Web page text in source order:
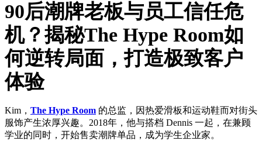
90后潮牌老板与员工信任危
机？揭秘The Hype Room如
何逆转局面，打造极致客户
体验
Kim， The Hype Room 的总监，因热爱滑板和运动鞋而对街头
服饰产生浓厚兴趣。2018年，他与搭档 Dennis 一起，在兼顾
学业的同时，开始售卖潮牌单品，成为学生企业家。